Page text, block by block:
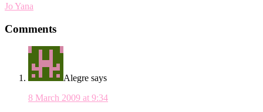
Jo Yana
Reader
Interactions
Comments
Alegre says
8 March 2009 at 9:34